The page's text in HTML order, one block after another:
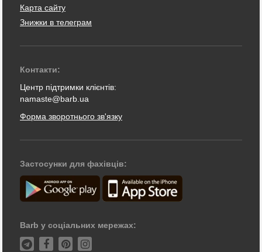
Карта сайту
Знижки в телеграм
Контакти:
Центр підтримки клієнтів:
namaste@barb.ua
Форма зворотнього зв'язку
Застосунки для фахівців:
Barb у соціальних мережах: